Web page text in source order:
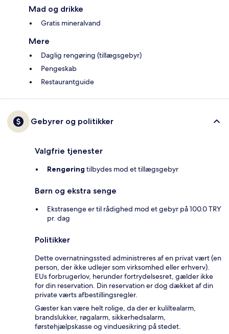
Mad og drikke
Gratis mineralvand
Mere
Daglig rengøring (tillægsgebyr)
Pengeskab
Restaurantguide
Gebyrer og politikker
Valgfrie tjenester
Rengøring tilbydes mod et tillægsgebyr
Børn og ekstra senge
Ekstrasenge er til rådighed mod et gebyr på 100.0 TRY
pr. dag
Politikker
Dette overnatningssted administreres af en privat vært (en
person, der ikke udlejer som virksomhed eller erhverv).
EUs forbrugerlov, herunder fortrydelsesret, gælder ikke
for din reservation. Din reservation er dog dækket af din
private værts afbestillingsregler.
Gæster kan være helt rolige, da der er kuliltealarm,
brandslukker, røgalarm, sikkerhedsalarm,
førstehjælpskasse og vinduesikring på stedet.